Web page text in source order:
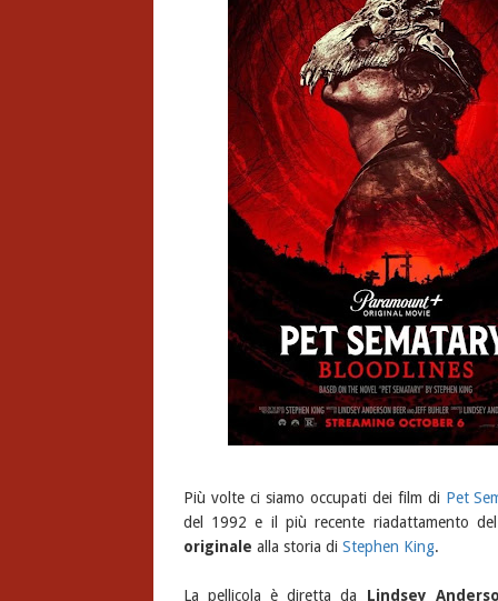
Più volte ci siamo occupati dei film di Pet
del 1992 e il più recente riadattamento
originale alla storia di Stephen King.
La pellicola è diretta da Lindsey